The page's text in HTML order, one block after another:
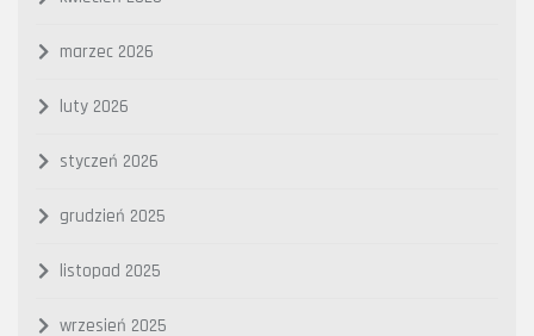
marzec 2026
luty 2026
styczeń 2026
grudzień 2025
listopad 2025
wrzesień 2025